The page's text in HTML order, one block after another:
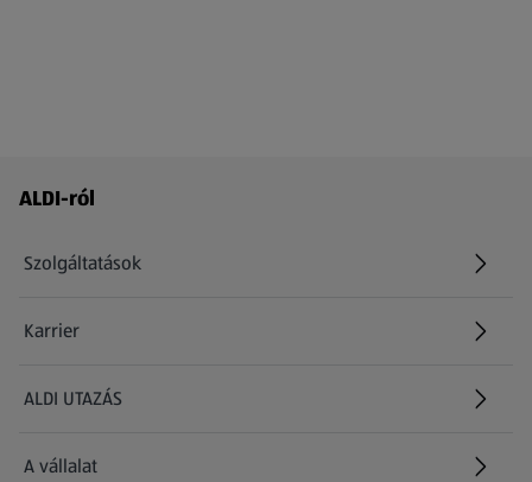
Láblécmenü - további linkek
ALDI-ról
Szolgáltatások
Karrier
(új oldalon nyílik meg)
ALDI UTAZÁS
(új oldalon nyílik meg)
A vállalat